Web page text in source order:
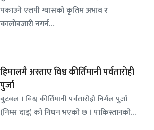
पकाउने एलपी ग्यासको कृतिम अभाव र
कालोबजारी नगर्न…
हिमालमै अस्ताए विश्व कीर्तिमानी पर्वतारोही
पुर्जा
बुटवल । विश्व कीर्तिमानी पर्वतारोही निर्मल पुर्जा
(निम्स दाइ) को निधन भएको छ । पाकिस्तानको…